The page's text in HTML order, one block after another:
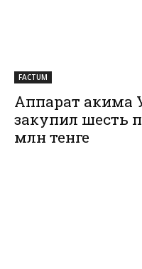
FACTUM
Аппарат акима
закупил шесть
млн тенге